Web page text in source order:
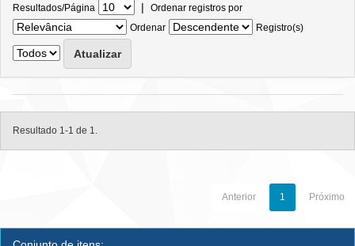
Resultados/Página | Ordenar registros por
Ordenar
Registro(s)
Resultado 1-1 de 1.
Anterior 1 Próximo